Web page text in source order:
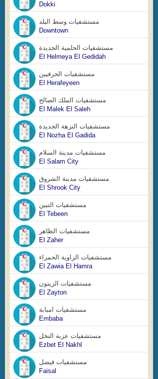
Dokki
مستشفيات وسط البلد
Downtown
مستشفيات الحلمية الجديدة
El Helmeya El Gedidah
مستشفيات الحرفيين
El Herafeyeen
مستشفيات الملك الصالح
El Malek El Saleh
مستشفيات النزهة الجديدة
El Nozha El Gadida
مستشفيات مدينة السلام
El Salam City
مستشفيات مدينة الشروق
El Shrook City
مستشفيات التبين
El Tebeen
مستشفيات الظاهر
El Zaher
مستشفيات الزاوية الحمراء
El Zawia El Hamra
مستشفيات الزيتون
El Zayton
مستشفيات امبابة
Embaba
مستشفيات عزبة النخل
Ezbet El Nakhl
مستشفيات فيصل
Faisal